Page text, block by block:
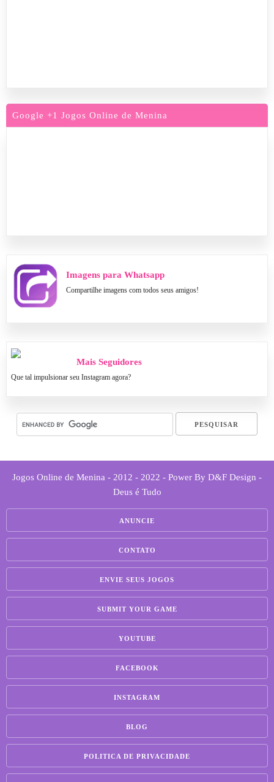
Google +1 Jogos Online de Menina
Imagens para Whatsapp
Compartilhe imagens com todos seus amigos!
Mais Seguidores
Que tal impulsionar seu Instagram agora?
Jogos Online de Menina - 2012 - 2022 - Power By D&F Design -
Deus é Tudo
ANUNCIE
CONTATO
ENVIE SEUS JOGOS
SUBMIT YOUR GAME
YOUTUBE
FACEBOOK
INSTAGRAM
BLOG
POLITICA DE PRIVACIDADE